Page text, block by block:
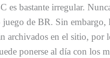
bastante irregular.
de BR. Sin embargo,
archivados en el sitio, por
ponerse al día con los